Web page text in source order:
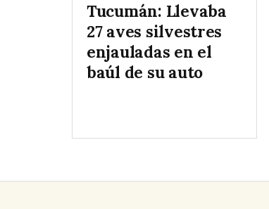
Tucumán: Llevaba
27 aves silvestres
enjauladas en el
baúl de su auto